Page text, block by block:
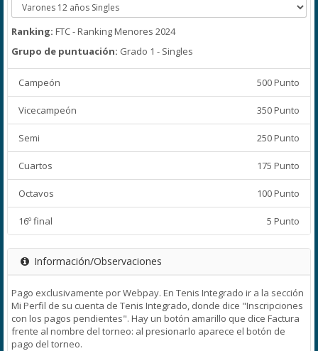
Ranking: FTC - Ranking Menores 2024
Grupo de puntuación: Grado 1 - Singles
Campeón 500 Punto
Vicecampeón 350 Punto
Semi 250 Punto
Cuartos 175 Punto
Octavos 100 Punto
16º final 5 Punto
Información/Observaciones
Pago exclusivamente por Webpay. En Tenis Integrado ir a la sección
Mi Perfil de su cuenta de Tenis Integrado, donde dice "Inscripciones
con los pagos pendientes". Hay un botón amarillo que dice Factura
frente al nombre del torneo: al presionarlo aparece el botón de
pago del torneo.